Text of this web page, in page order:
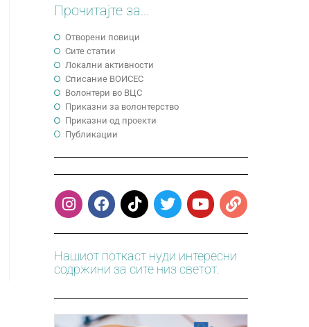
Прочитајте за...
Отворени повици
Сите статии
Локални активности
Cписание ВОИСЕС
Волонтери во ВЦС
Приказни за волонтерство
Приказни од проекти
Публикации
Нашиот поткаст нуди интересни
содржини за сите низ светот.